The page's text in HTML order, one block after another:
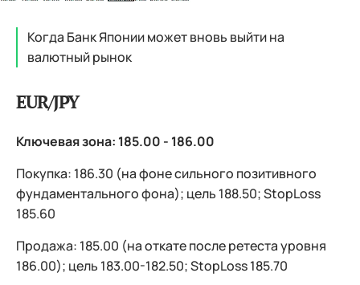
Когда Банк Японии может вновь выйти на
валютный рынок
EUR/JPY
Ключевая зона: 185.00 - 186.00
Покупка: 186.30 (на фоне сильного позитивного
фундаментального фона); цель 188.50; StopLoss
185.60
Продажа: 185.00 (на откате после ретеста уровня
186.00); цель 183.00-182.50; StopLoss 185.70